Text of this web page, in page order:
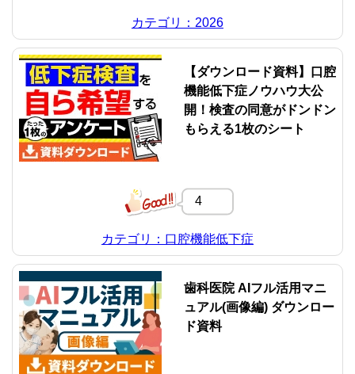
カテゴリ：2026
【ダウンロード資料】口腔
機能低下症ノウハウ大公
開！検査の同意がドンドン
もらえる1枚のシート
4
カテゴリ：口腔機能低下症
歯科医院 AIフル活用マニ
ュアル(画像編) ダウンロー
ド資料